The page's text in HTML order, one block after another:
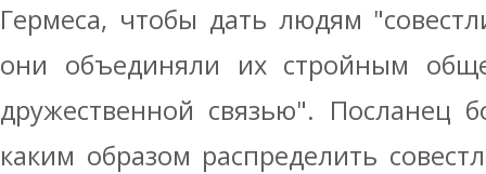
Гермеса, чтобы дать людям
они объединяли их стройным
дружественной связью". Посланец
каким образом распределить